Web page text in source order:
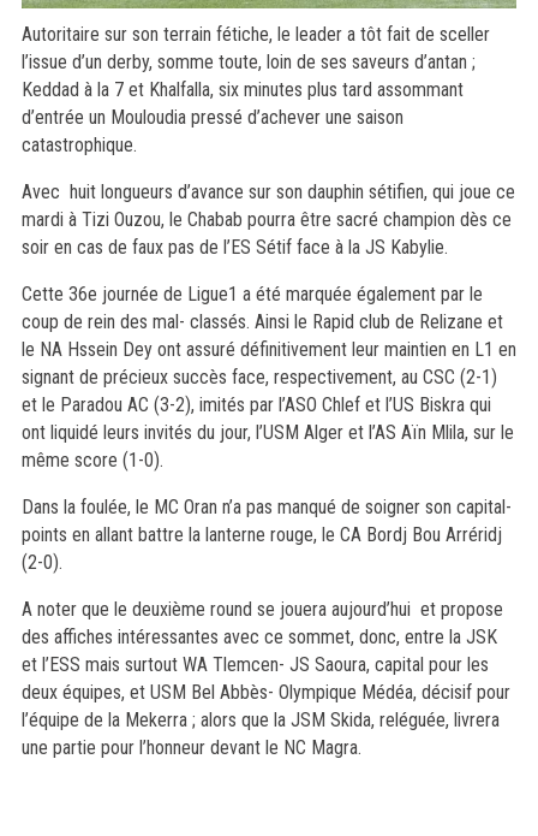
Autoritaire sur son terrain fétiche, le leader a tôt fait de sceller
l’issue d’un derby, somme toute, loin de ses saveurs d’antan ;
Keddad à la 7 et Khalfalla, six minutes plus tard assommant
d’entrée un Mouloudia pressé d’achever une saison
catastrophique.
Avec huit longueurs d’avance sur son dauphin sétifien, qui joue ce
mardi à Tizi Ouzou, le Chabab pourra être sacré champion dès ce
soir en cas de faux pas de l’ES Sétif face à la JS Kabylie.
Cette 36e journée de Ligue1 a été marquée également par le
coup de rein des mal- classés. Ainsi le Rapid club de Relizane et
le NA Hssein Dey ont assuré définitivement leur maintien en L1 en
signant de précieux succès face, respectivement, au CSC (2-1)
et le Paradou AC (3-2), imités par l’ASO Chlef et l’US Biskra qui
ont liquidé leurs invités du jour, l’USM Alger et l’AS Aïn Mlila, sur le
même score (1-0).
Dans la foulée, le MC Oran n’a pas manqué de soigner son capital-
points en allant battre la lanterne rouge, le CA Bordj Bou Arréridj
(2-0).
A noter que le deuxième round se jouera aujourd’hui et propose
des affiches intéressantes avec ce sommet, donc, entre la JSK
et l’ESS mais surtout WA Tlemcen- JS Saoura, capital pour les
deux équipes, et USM Bel Abbès- Olympique Médéa, décisif pour
l’équipe de la Mekerra ; alors que la JSM Skida, reléguée, livrera
une partie pour l’honneur devant le NC Magra.